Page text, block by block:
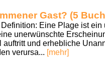
Gast? (5
Eine Plage ist ein
unerwünschte
auftritt und erhebliche
verursa... [mehr]